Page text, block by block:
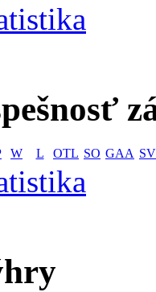
W L OTL SO GAA SV